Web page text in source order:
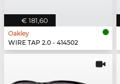
€ 181,60
Oakley
WIRE TAP 2.0 - 414502